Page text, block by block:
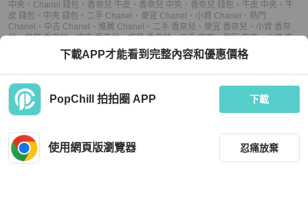
中夾 、 Chanel 錢包 、 香奈兒 牛皮 、 香奈兒 中夾 、 香奈兒 錢包 、 牛皮 中夾 、 牛
皮 錢包 、 中夾 錢包 、 二手 Chanel 、 便宜 Chanel 、 小資 Chanel 、 熱門
Chanel 、 中古 Chanel 、 推薦 Chanel 、 二手 香奈兒 、 便宜 香奈兒 、 小資 香奈
兒、熱門 香奈兒、中古 香奈兒、推薦 香奈兒、二手 中夾、便宜 中夾、小資 中
、中古 中夾、 推薦 中夾、二手 錢包、便宜 錢包、小資 錢包
中古 錢包、推薦 錢包
下載APP才能看到完整內容和優惠價格
PopChill 拍拍圈 APP 下載
使用網頁版瀏覽器 忍痛放棄